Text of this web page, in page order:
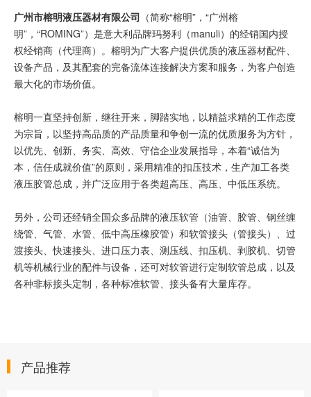
广州市榕明液压器材有限公司 （简称“榕明”，“广州榕
明”，“ROMING”）是意大利品牌玛努利（manuli）的经销国内授
权经销商（代理商）。榕明为广大客户提供优质的液压器材配件、
设备产品，及其配套的完备流体连接解决方案和服务，为客户创造
最大化的市场价值。
榕明一直坚持创新，继往开来，脚踏实地，以精益求精的工作态度
为宗旨，以坚持高品质的产品质量和争创一流的优质服务为方针，
以优先、创新、务实、高效、守信企业发展指导，本着“诚信为
本，信任成就价值”的原则，采用精准的扣压技术，生产加工各类
液压胶管总成，并广泛应用于各类超高压、高压、中低压系统。
另外，公司还经销全国众多品牌的液压软管（油管、胶管、钢丝缠
绕管、气管、水管、低中高压橡胶管）和软管接头（管接头）、过
渡接头、快速接头、进口压力表、测压线、扣压机、剥胶机、切管
机等机械行业的配件与设备，还可对软管进行定制软管总成，以及
各种非标接头定制，各种标准软管、接头备有大量库存。
产品推荐